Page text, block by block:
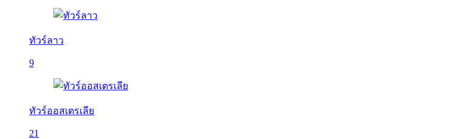
ทัวร์ลาว
9
ทัวร์ออสเตรเลีย
21